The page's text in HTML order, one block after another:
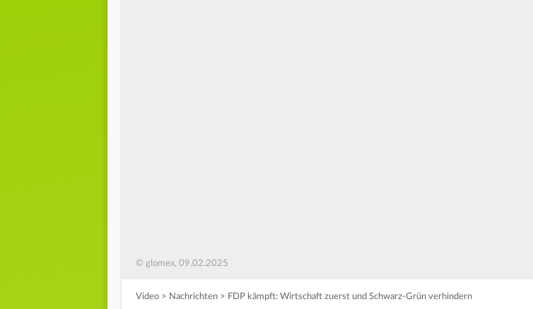
© glomex, 09.02.2025
Video > Nachrichten > FDP kämpft: Wirtschaft zuerst und Schwarz-Grün verhindern